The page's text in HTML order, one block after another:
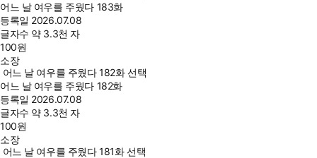
어느 날 여우를 주웠다 183화
등록일 2026.07.08
글자수 약 3.3천 자
100원
소장
어느 날 여우를 주웠다 182화 선택
어느 날 여우를 주웠다 182화
등록일 2026.07.08
글자수 약 3.3천 자
100원
소장
어느 날 여우를 주웠다 181화 선택